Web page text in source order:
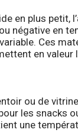
en plus petit,
négative en
Ces
en valeur
ou de
les snacks
une